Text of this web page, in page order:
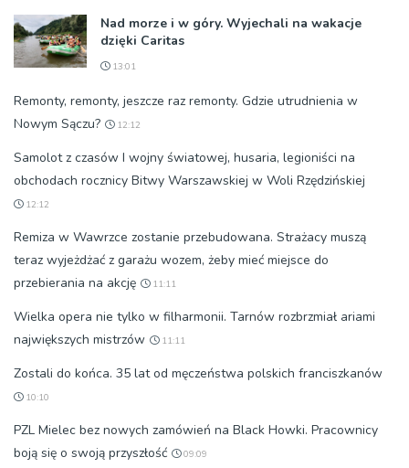
Nad morze i w góry. Wyjechali na wakacje
dzięki Caritas
13:01
Remonty, remonty, jeszcze raz remonty. Gdzie utrudnienia w
Nowym Sączu?
12:12
Samolot z czasów I wojny światowej, husaria, legioniści na
obchodach rocznicy Bitwy Warszawskiej w Woli Rzędzińskiej
12:12
Remiza w Wawrzce zostanie przebudowana. Strażacy muszą
teraz wyjeżdżać z garażu wozem, żeby mieć miejsce do
przebierania na akcję
11:11
Wielka opera nie tylko w filharmonii. Tarnów rozbrzmiał ariami
największych mistrzów
11:11
Zostali do końca. 35 lat od męczeństwa polskich franciszkanów
10:10
PZL Mielec bez nowych zamówień na Black Howki. Pracownicy
boją się o swoją przyszłość
09:09